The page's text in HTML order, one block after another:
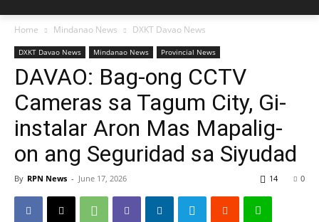
Home Mindanao News DXKT Davao News
DXKT Davao News Mindanao News Provincial News
DAVAO: Bag-ong CCTV
Cameras sa Tagum City, Gi-
instalar Aron Mas Mapalig-
on ang Seguridad sa Siyudad
By RPN News - June 17, 2026 0
14